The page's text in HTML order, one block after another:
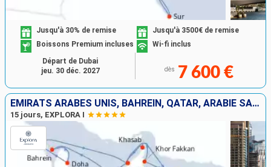
Jusqu'à 30% de remise
Jusqu'à 3500€ de remise
Boissons Premium incluses
Wi-fi inclus
dès 7 600 €
Départ de Dubai
jeu. 30 déc. 2027
EMIRATS ARABES UNIS, BAHREIN, QATAR, ARABIE SAOUDITE, OMAN
15 jours, EXPLORA I